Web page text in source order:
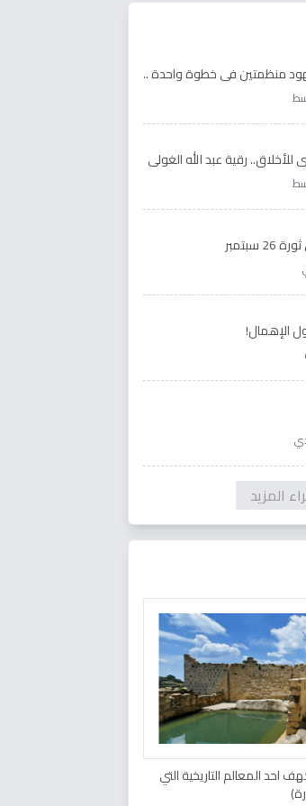
منظمتين في خطوة واحدة ..
عبد الله الغولي وغدير طيره
للأخلاق.. رقية عبد الله الغولي
الإهمال!
المزيد
المعالم التاريخية التي